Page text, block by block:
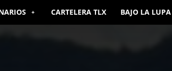
CARTELERA TLX BAJO LA LUPA